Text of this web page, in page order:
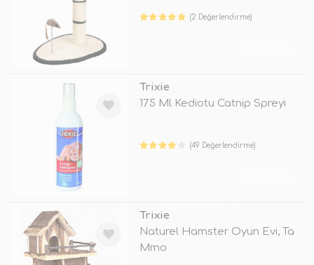
(2 Değerlendirme)
Trixie
175 Ml Kediotu Catnip Spreyi
(49 Değerlendirme)
Trixie
Naturel Hamster Oyun Evi, Ta
Mmo